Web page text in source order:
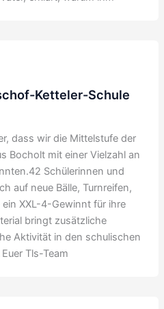
Ketteler-Schule
dass wir die Mittelstufe der
Bocholt mit einer Vielzahl an
Schülerinnen und
auf neue Bälle, Turnreifen,
XXL-4-Gewinnt für ihre
bringt zusätzliche
Aktivität in den schulischen
Tls-Team